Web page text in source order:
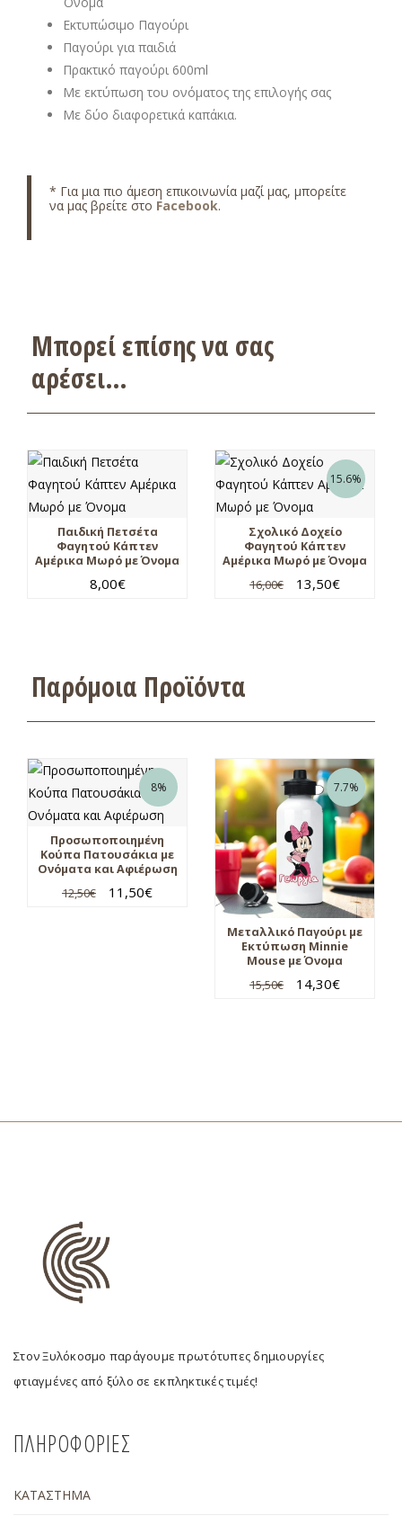
Εκτυπώσιμο Παγούρι
Παγούρι για παιδιά
Πρακτικό παγούρι 600ml
Με εκτύπωση του ονόματος της επιλογής σας
Με δύο διαφορετικά καπάκια.
* Για μια πιο άμεση επικοινωνία μαζί μας, μπορείτε
να μας βρείτε στο Facebook.
Μπορεί επίσης να σας
αρέσει…
Παιδική Πετσέτα
Φαγητού Κάπτεν
Αμέρικα Μωρό με Όνομα
8,00€
15.6%
Σχολικό Δοχείο
Φαγητού Κάπτεν
Αμέρικα Μωρό με Όνομα
16,00€ 13,50€
Παρόμοια Προϊόντα
8%
Προσωποποιημένη
Κούπα Πατουσάκια με
Ονόματα και Αφιέρωση
12,50€ 11,50€
7.7%
Μεταλλικό Παγούρι με
Εκτύπωση Minnie
Mouse με Όνομα
15,50€ 14,30€
Στον Ξυλόκοσμο παράγουμε πρωτότυπες δημιουργίες
φτιαγμένες από ξύλο σε εκπληκτικές τιμές!
ΠΛΗΡΟΦΟΡΙΕΣ
ΚΑΤΑΣΤΗΜΑ